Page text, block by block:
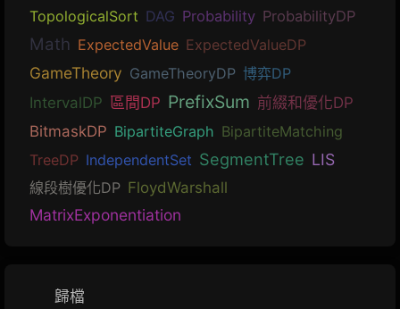
TopologicalSort DAG Probability ProbabilityDP
Math ExpectedValue ExpectedValueDP
GameTheory GameTheoryDP 博弈DP
IntervalDP 區間DP PrefixSum 前綴和優化DP
BitmaskDP BipartiteGraph BipartiteMatching
TreeDP IndependentSet SegmentTree LIS
線段樹優化DP FloydWarshall
MatrixExponentiation
歸檔